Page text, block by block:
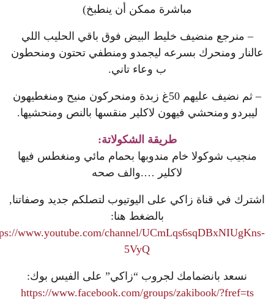
مباشرة ممكن أن ينطبخ)
– منرجع منضيف خليط البيض فوق باقي الحليب اللي
عالنار ومنحرك بسرعه ليجمدو ومنطفي تحتون ومنحطون
ب وعاء تاني.
– ثم نضيف عليهم 50غ زبدة ومنحركون منيح ومنغطيهون
ليبردو ومنحشي فيهون لاكلير منقسها بالنص ومنحشيها.
طريقة الشكولاتة:
منجيب شوكولا خام مندوبها بحمام مائي ومنغطس فيها
لاكلير ….والف صحه
اشترك في قناة زاكي على اليوتيوب لتصلكم جديد وصفاتنا,
بالضغط هنا:
www.youtube.com/channel/UCmLqs6sqDBxNIUgKns-
5VyQ
نسعد بانضمامك لجروب “زاكي” على الفيس بوك:
https://www.facebook.com/groups/zakibook/?fref=ts